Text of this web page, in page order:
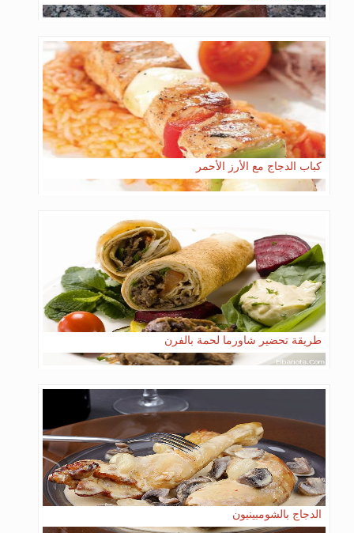
كباب الدجاج مع الأرز الأحمر
طريقة تحضير شاورما لحمة بالفرن
الدجاج بالشومبينيون